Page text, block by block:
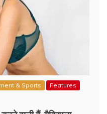
& Sports
Features